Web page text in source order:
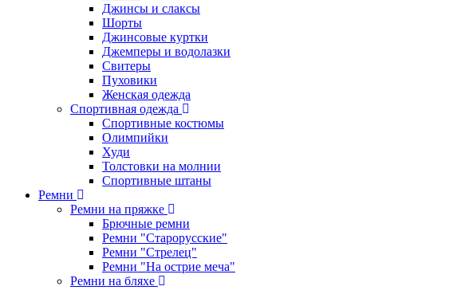
Джинсы и слаксы
Шорты
Джинсовые куртки
Джемперы и водолазки
Свитеры
Пуховики
Женская одежда
Спортивная одежда
Спортивные костюмы
Олимпийки
Худи
Толстовки на молнии
Спортивные штаны
Ремни
Ремни на пряжке
Брючные ремни
Ремни "Старорусские"
Ремни "Стрелец"
Ремни "На острие меча"
Ремни на бляхе